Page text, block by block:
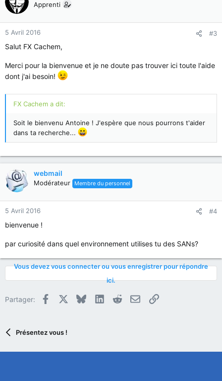
Apprenti
5 Avril 2016 #3
Salut FX Cachem,
Merci pour la bienvenue et je ne doute pas trouver ici toute l'aide
dont j'ai besoin!
FX Cachem a dit:
Soit le bienvenu Antoine ! J'espère que nous pourrons t'aider
dans ta recherche...
webmail
Modérateur Membre du personnel
5 Avril 2016 #4
bienvenue !
par curiosité dans quel environnement utilises tu des SANs?
Vous devez vous connecter ou vous enregistrer pour répondre
ici.
Partager: Facebook BlueskyLinkedInRedditE-mailLien
Présentez vous !